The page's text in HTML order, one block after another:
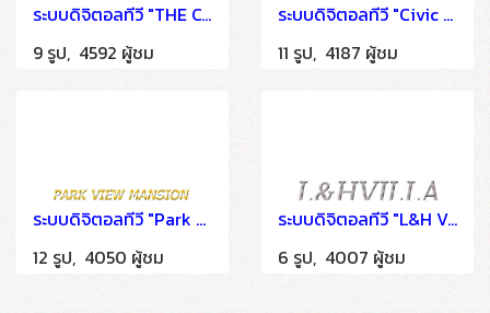
ระบบดิจิตอลทีวี "THE CANAL 304 Hotel & Residence Prachinburi" ติดตั้งโดย HSTN
9 รูป, 4592 ผู้ชม
ระบบดิจิตอลทีวี "Civic Park Executive Serviced Apartment" ติดตั้งโดย HSTN
11 รูป, 4187 ผู้ชม
ระบบดิจิตอลทีวี "Park View Mansion" ติดตั้งโดย HSTN
12 รูป, 4050 ผู้ชม
ระบบดิจิตอลทีวี "L&H VillaSathron" ติดตั้งโดย HSTN
6 รูป, 4007 ผู้ชม